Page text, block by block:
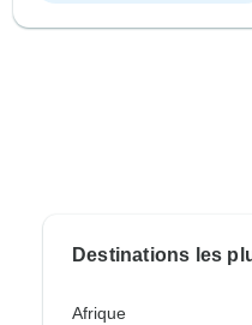
Destinations les
Afrique